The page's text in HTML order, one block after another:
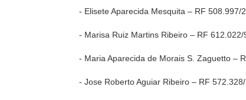
- Elisete Aparecida Mesquita – RF
- Marisa Ruiz Martins Ribeiro – RF
- Maria Aparecida de Morais S. Zaguetto –
- Jose Roberto Aguiar Ribeiro – RF